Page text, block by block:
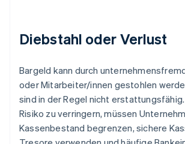
Diebstahl oder Verlust
Bargeld kann durch
oder Mitarbeiter/innen gestohlen
sind in der Regel nicht
Risiko zu verringern, müssen
Kassenbestand begrenzen, sichere